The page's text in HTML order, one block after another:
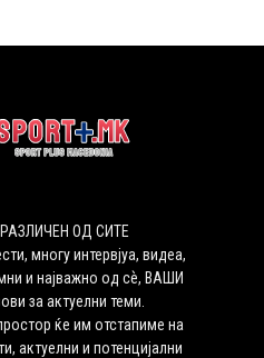
ОД СИТЕ
многу интервјуа, видеа,
и најважно од сѐ, ВАШИ
за актуелни теми.
ќе им отстапиме на
актуелни и потенцијални